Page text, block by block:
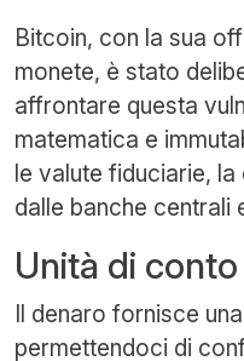
Bitcoin, con la sua
monete, è stato
affrontare questa
matematica e
le valute fiduciarie,
dalle banche centrali
Unità di conto
Il denaro fornisce
permettendoci di